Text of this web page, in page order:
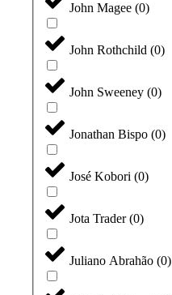
John Magee (0)
John Rothchild (0)
John Sweeney (0)
Jonathan Bispo (0)
José Kobori (0)
Jota Trader(0)
Juliano Abrahão (0)